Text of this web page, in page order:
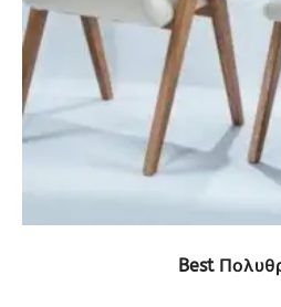
ΔΕΙΤΕ ΤΟ
Best